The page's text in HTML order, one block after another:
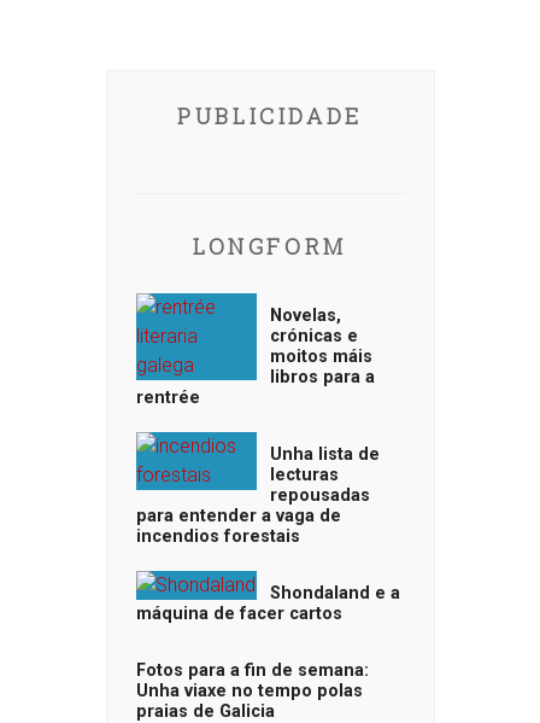
PUBLICIDADE
LONGFORM
Novelas,
crónicas e
moitos máis
libros para a
rentrée
Unha lista de
lecturas
repousadas
para entender a vaga de
incendios forestais
Shondaland e a
máquina de facer cartos
Fotos para a fin de semana:
Unha viaxe no tempo polas
praias de Galicia